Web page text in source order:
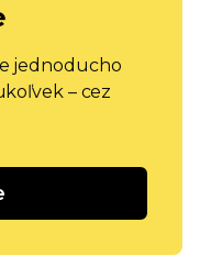
jednoducho
– cez